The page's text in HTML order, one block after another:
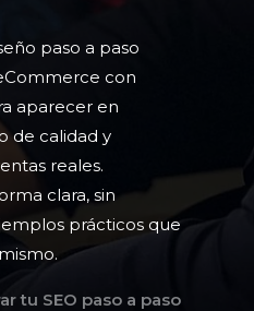
paso a paso
con
aparecer en
de calidad y
reales.
clara, sin
prácticos que
tu SEO paso a paso